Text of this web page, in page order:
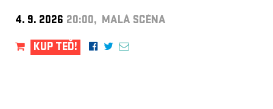
4. 9. 2026 20:00, MALÁ SCÉNA
KUP TEĎ!